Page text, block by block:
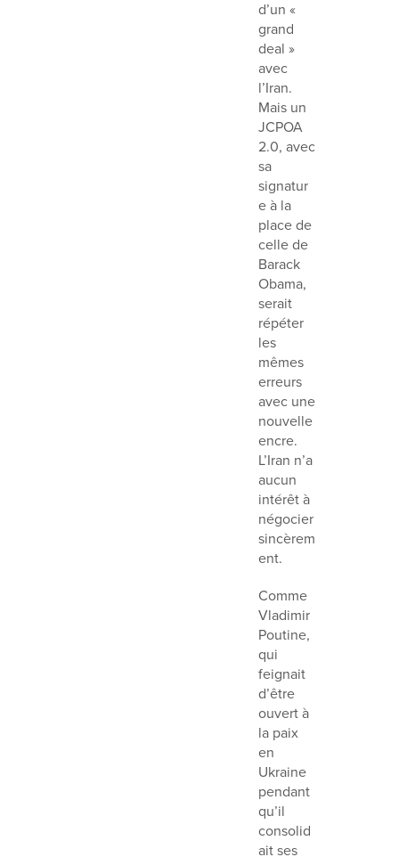
d’un «
grand
deal »
avec
l’Iran.
Mais un
JCPOA
2.0, avec
sa
signatur
e à la
place de
celle de
Barack
Obama,
serait
répéter
les
mêmes
erreurs
avec une
nouvelle
encre.
L’Iran n’a
aucun
intérêt à
négocier
sincèrem
ent.
Comme
Vladimir
Poutine,
qui
feignait
d’être
ouvert à
la paix
en
Ukraine
pendant
qu’il
consolid
ait ses